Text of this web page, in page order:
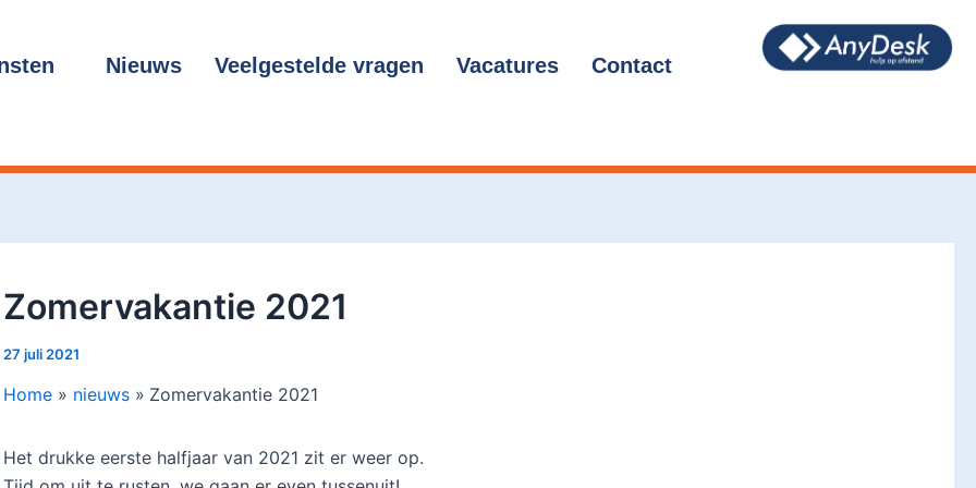
Nieuws Veelgestelde vragen Vacatures Contact
Zomervakantie 2021
27 juli 2021
Home nieuws Zomervakantie 2021
Het drukke eerste halfjaar van 2021 zit er weer op.